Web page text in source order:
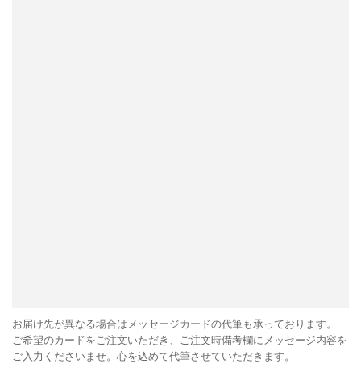
お届け先が異なる場合はメッセージカードの代筆も承っております。
ご希望のカードをご注文いただき、ご注文時備考欄にメッセージ内容を
ご入力くださいませ。心を込めて代筆させていただきます。